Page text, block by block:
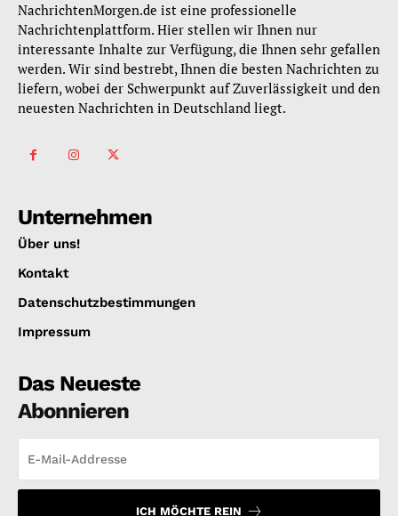
NachrichtenMorgen.de ist eine professionelle
Nachrichtenplattform. Hier stellen wir Ihnen nur
interessante Inhalte zur Verfügung, die Ihnen sehr gefallen
werden. Wir sind bestrebt, Ihnen die besten Nachrichten zu
liefern, wobei der Schwerpunkt auf Zuverlässigkeit und den
neuesten Nachrichten in Deutschland liegt.
Unternehmen
Über uns!
Kontakt
Datenschutzbestimmungen
Impressum
Das Neueste
Abonnieren
ICH MÖCHTE REIN